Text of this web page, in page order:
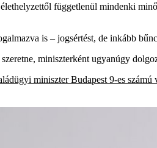
függetlenül mindenki
is – jogsértést, de inkább
miniszterként ugyanúgy
miniszter Budapest 9-es számú